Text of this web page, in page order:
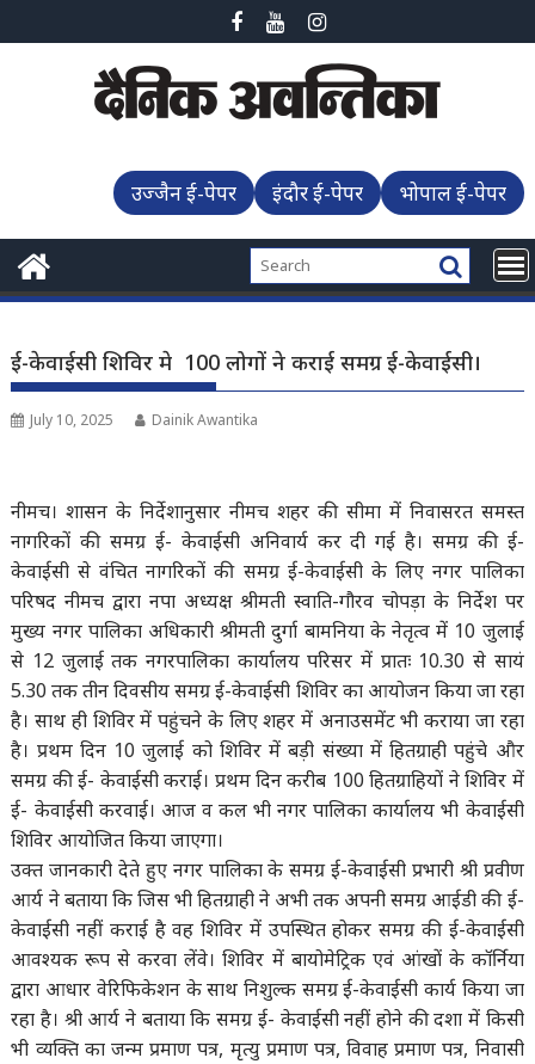
to
उज्जैन ई-पेपर इंदौर ई-पेपर भोपाल ई-पेपर
ई-केवाईसी शिविर मे 100 लोगों ने कराई समग्र ई-केवाईसी।
July 10, 2025 Dainik Awantika
नीमच। शासन के निर्देशानुसार नीमच शहर की सीमा में निवासरत समस्त
नागरिकों की समग्र ई- केवाईसी अनिवार्य कर दी गई है। समग्र की ई-
केवाईसी से वंचित नागरिकों की समग्र ई-केवाईसी के लिए नगर पालिका
परिषद नीमच द्वारा नपा अध्यक्ष श्रीमती स्वाति-गौरव चोपड़ा के निर्देश पर
मुख्य नगर पालिका अधिकारी श्रीमती दुर्गा बामनिया के नेतृत्व में 10 जुलाई
से 12 जुलाई तक नगरपालिका कार्यालय परिसर में प्रातः 10.30 से सायं
5.30 तक तीन दिवसीय समग्र ई-केवाईसी शिविर का आयोजन किया जा रहा
है। साथ ही शिविर में पहुंचने के लिए शहर में अनाउसमेंट भी कराया जा रहा
है। प्रथम दिन 10 जुलाई को शिविर में बड़ी संख्या में हितग्राही पहुंचे और
समग्र की ई- केवाईसी कराई। प्रथम दिन करीब 100 हितग्राहियों ने शिविर में
ई- केवाईसी करवाई। आज व कल भी नगर पालिका कार्यालय भी केवाईसी
शिविर आयोजित किया जाएगा।
उक्त जानकारी देते हुए नगर पालिका के समग्र ई-केवाईसी प्रभारी श्री प्रवीण
आर्य ने बताया कि जिस भी हितग्राही ने अभी तक अपनी समग्र आईडी की ई-
केवाईसी नहीं कराई है वह शिविर में उपस्थित होकर समग्र की ई-केवाईसी
आवश्यक रूप से करवा लेंवे। शिविर में बायोमेट्रिक एवं आंखों के कॉर्निया
द्वारा आधार वेरिफिकेशन के साथ निशुल्क समग्र ई-केवाईसी कार्य किया जा
रहा है। श्री आर्य ने बताया कि समग्र ई- केवाईसी नहीं होने की दशा में किसी
भी व्यक्ति का जन्म प्रमाण पत्र, मृत्यु प्रमाण पत्र, विवाह प्रमाण पत्र, निवासी